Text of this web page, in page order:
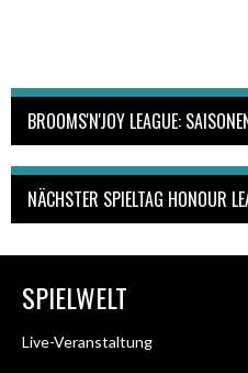
BROOMS'N'JOY LEAGUE:
NÄCHSTER SPIELTAG HONOUR
SPIELWELT
Live-Veranstaltung